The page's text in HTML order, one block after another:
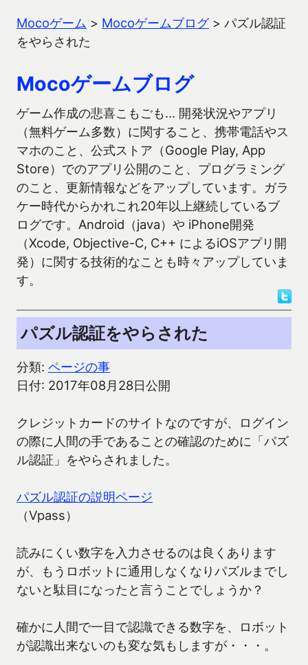
Mocoゲーム > Mocoゲームブログ> パズル認証
をやらされた
Mocoゲームブログ
ゲーム作成の悲喜こもごも… 開発状況やアプリ
（無料ゲーム多数）に関すること、携帯電話やス
マホのこと、公式ストア（Google Play, App
Store）でのアプリ公開のこと、プログラミング
のこと、更新情報などをアップしています。ガラ
ケー時代からかれこれ20年以上継続しているブ
ログです。Android（java）や iPhone開発
（Xcode, Objective-C, C++ によるiOSアプリ開
発）に関する技術的なことも時々アップしていま
す。
パズル認証をやらされた
分類: ページの事
日付: 2017年08月28日公開
クレジットカードのサイトなのですが、ログイン
の際に人間の手であることの確認のために「パズ
ル認証」をやらされました。
パズル認証の説明ページ
（Vpass）
読みにくい数字を入力させるのは良くあります
が、もうロボットに通用しなくなりパズルまでし
ないと駄目になったと言うことでしょうか？
確かに人間で一目で認識できる数字を、ロボット
が認識出来ないのも変な気もしますが・・・。